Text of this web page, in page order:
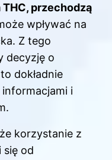
THC, przechodzą
wpływać na
Z tego
decyzję o
dokładnie
i
korzystanie z
się od